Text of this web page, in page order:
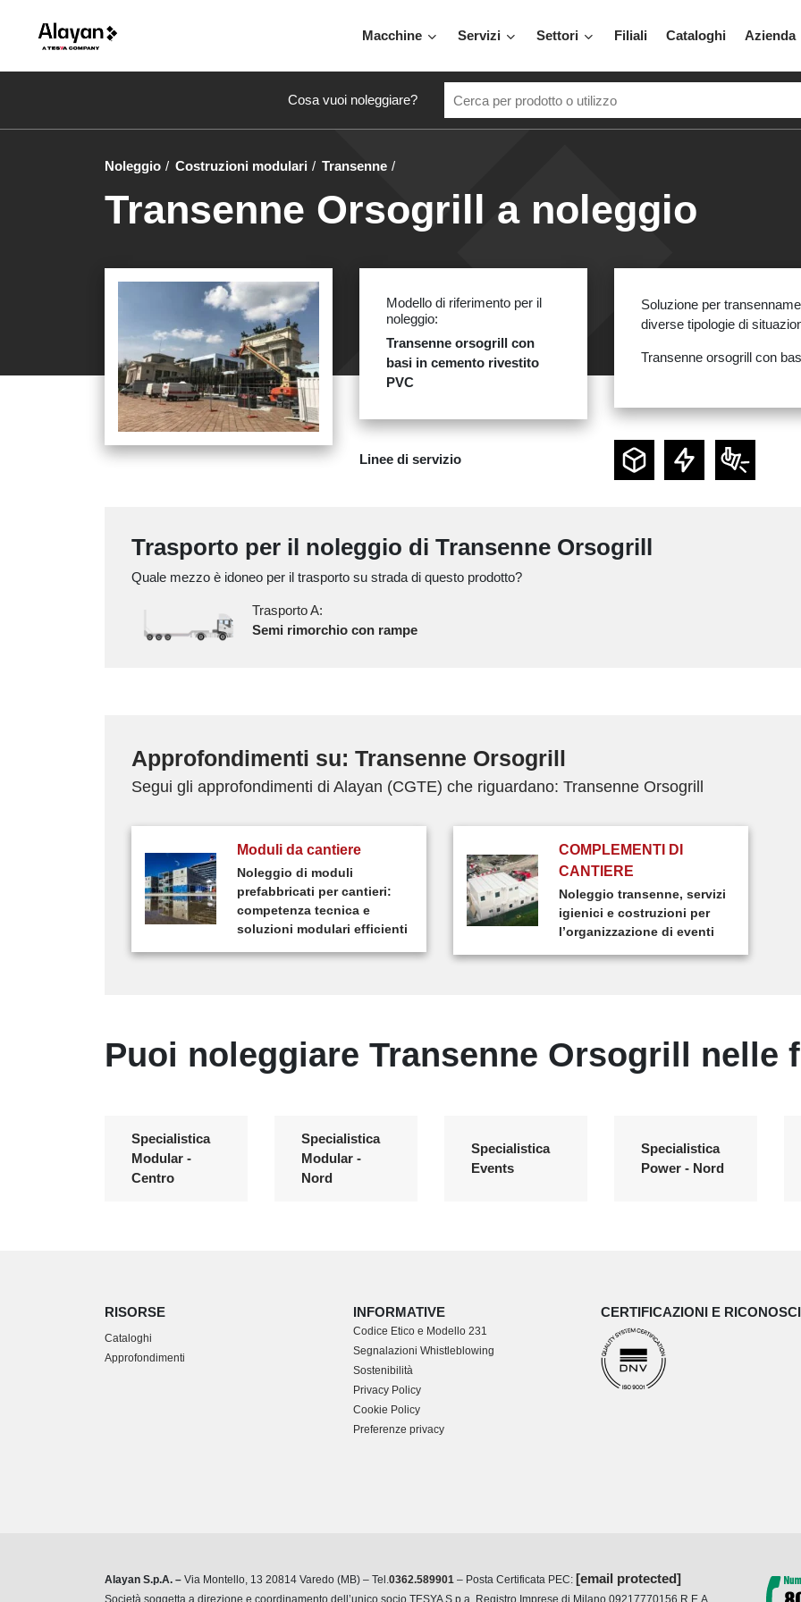
Macchine Servizi Settori Filiali Cataloghi Azienda
Cosa vuoi noleggiare?
Noleggio Costruzioni modulari Transenne
Transenne Orsogrill a noleggio
Modello di riferimento per il
noleggio:
Transenne orsogrill con
basi in cemento rivestito
PVC
Soluzione per
diverse tipologie di
Transenne orsogrill con
Linee di servizio
Trasporto per il noleggio di Transenne Orsogrill
Quale mezzo è idoneo per il trasporto su strada di questo prodotto?
Trasporto A:
Semi rimorchio con rampe
Approfondimenti su: Transenne Orsogrill
Segui gli approfondimenti di Alayan (CGTE) che riguardano: Transenne Orsogrill
Moduli da cantiere
Noleggio di moduli
prefabbricati per cantieri:
competenza tecnica e
soluzioni modulari efficienti
COMPLEMENTI DI
CANTIERE
Noleggio transenne, servizi
igienici e costruzioni per
l’organizzazione di eventi
Puoi noleggiare Transenne Orsogrill nelle
Specialistica
Modular -
Centro
Specialistica
Modular -
Nord
Specialistica
Events
Specialistica
Power - Nord
RISORSE
Cataloghi
Approfondimenti
INFORMATIVE
Codice Etico e Modello 231
Segnalazioni Whistleblowing
Sostenibilità
Privacy Policy
Cookie Policy
Preferenze privacy
CERTIFICAZIONI E
Alayan S.p.A. – Via Montello, 13 20814 Varedo (MB) – Tel.0362.589901 – Posta Certificata PEC: [email protected]
Società soggetta a direzione e coordinamento dell’unico socio TESYA S.p.a. Registro Imprese di Milano 09217770156 R.E.A.